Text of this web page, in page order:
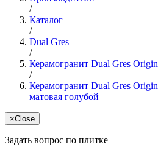
/
Каталог
/
Dual Gres
/
Керамогранит Dual Gres Origin
/
Керамогранит Dual Gres
матовая голубой
×Close
Задать вопрос по плитке